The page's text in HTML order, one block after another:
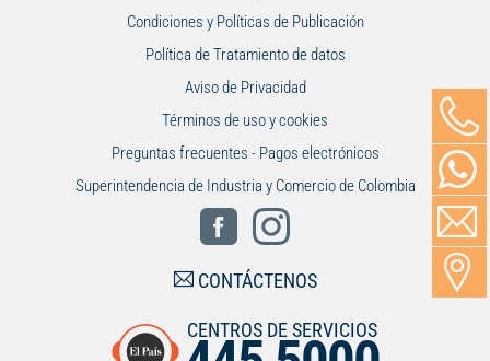
Condiciones y Políticas de Publicación
Política de Tratamiento de datos
Aviso de Privacidad
Términos de uso y cookies
Preguntas frecuentes - Pagos electrónicos
Superintendencia de Industria y Comercio de Colombia
CONTÁCTENOS
CENTROS DE SERVICIOS